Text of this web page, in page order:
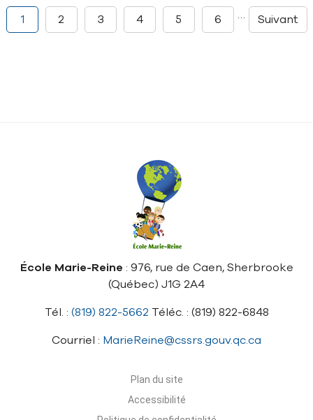
1 2 3 4 5 6 … Suivant
École Marie-Reine : 976, rue de Caen, Sherbrooke
(Québec) J1G 2A4
Tél. : (819) 822-5662 Téléc. : (819) 822-6848
Courriel : MarieReine@cssrs.gouv.qc.ca
Plan du site
Accessibilité